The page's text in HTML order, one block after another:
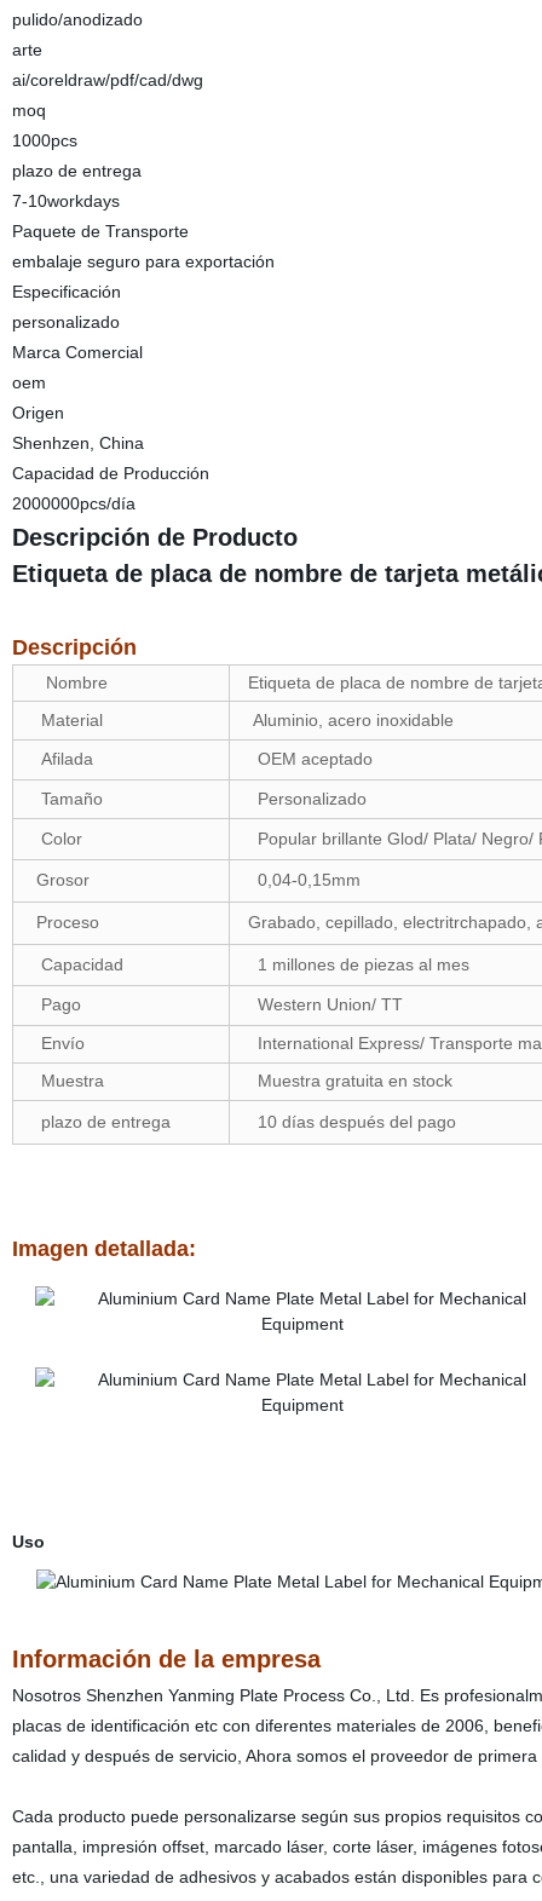
pulido/anodizado
arte
ai/coreldraw/pdf/cad/dwg
moq
1000pcs
plazo de entrega
7-10workdays
Paquete de Transporte
embalaje seguro para exportación
Especificación
personalizado
Marca Comercial
oem
Origen
Shenhzen, China
Capacidad de Producción
2000000pcs/día
Descripción de Producto
Etiqueta de placa de nombre de tarjeta
Descripción
Nombre
Etiqueta de placa de nombre de
Material
Aluminio, acero inoxidable
Afilada
OEM aceptado
Tamaño Personalizado
Color Popular brillante Glod/ Plata/ Negro/
Grosor 0,04-0,15mm
Proceso Grabado, cepillado, electritrchapado,
Capacidad 1 millones de piezas al mes
Pago
Western Union/ TT
Envío
International Express/ Transporte
Muestra
Muestra gratuita en stock
plazo de entrega 10 días después del pago
Imagen detallada:
Uso
Información de la empresa
Nosotros Shenzhen Yanming Plate Process Co., Ltd. Es
placas de identificación etc con diferentes materiales de 2006,
calidad y después de servicio, Ahora somos el proveedor de
Cada producto puede personalizarse según sus propios requisitos
pantalla, impresión offset, marcado láser, corte láser, imágenes
etc., una variedad de adhesivos y acabados están disponibles